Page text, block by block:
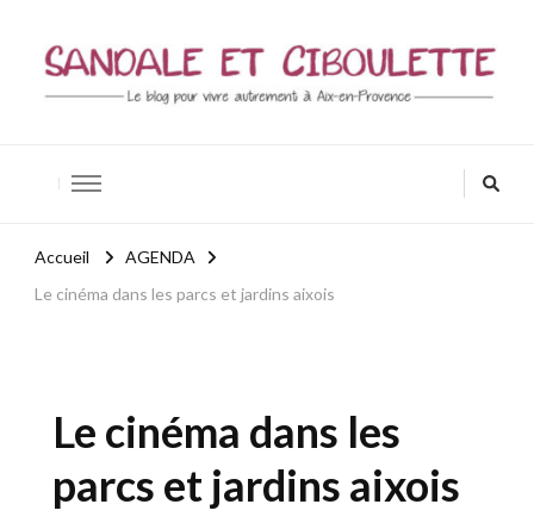
Accueil
AGENDA
Le cinéma dans les parcs et jardins aixois
Le cinéma dans les
parcs et jardins aixois